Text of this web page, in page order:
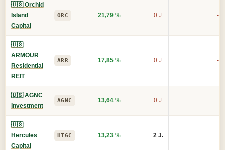
🇺🇸 Orchid
Island
Capital
ORC 21,79 % 0 J. -
🇺🇸
ARMOUR
Residential
REIT
ARR 17,85 % 0 J. -
🇺🇸 AGNC
Investment
AGNC 13,64 % 0 J.
🇺🇸
Hercules
Capital
HTGC 13,23 % 2 J.